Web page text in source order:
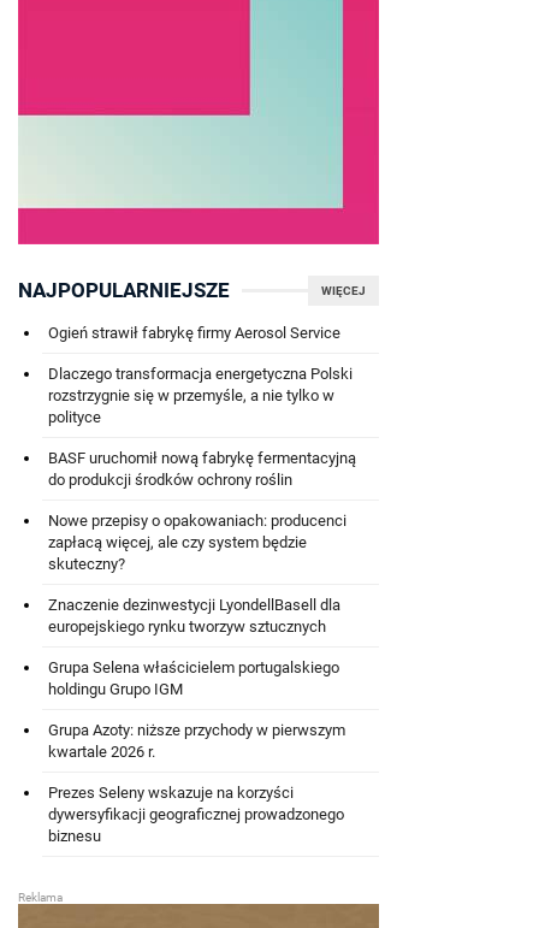
WIĘCEJ
NAJPOPULARNIEJSZE
Ogień strawił fabrykę firmy Aerosol Service
Dlaczego transformacja energetyczna Polski
rozstrzygnie się w przemyśle, a nie tylko w
polityce
BASF uruchomił nową fabrykę fermentacyjną
do produkcji środków ochrony roślin
Nowe przepisy o opakowaniach: producenci
zapłacą więcej, ale czy system będzie
skuteczny?
Znaczenie dezinwestycji LyondellBasell dla
europejskiego rynku tworzyw sztucznych
Grupa Selena właścicielem portugalskiego
holdingu Grupo IGM
Grupa Azoty: niższe przychody w pierwszym
kwartale 2026 r.
Prezes Seleny wskazuje na korzyści
dywersyfikacji geograficznej prowadzonego
biznesu